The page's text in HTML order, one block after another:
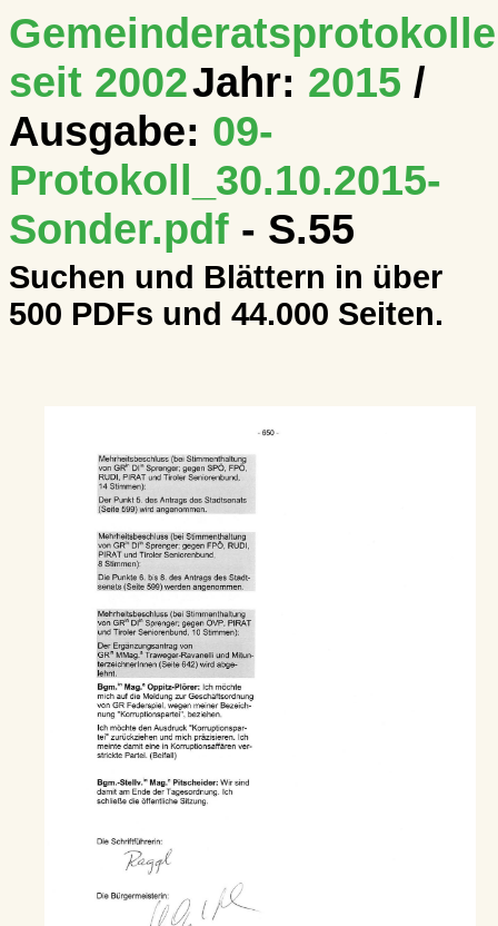
Gemeinderatsprotokolle
seit 2002Jahr: 2015 /
Ausgabe: 09-
Protokoll_30.10.2015-
Sonder.pdf - S.55
Suchen und Blättern in über
500 PDFs und 44.000 Seiten.